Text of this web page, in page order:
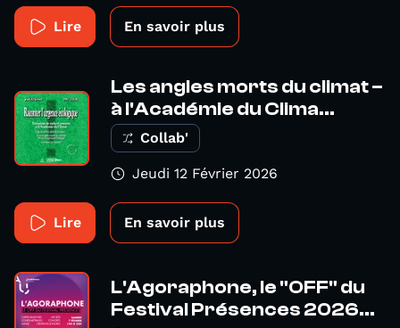
Lire En savoir plus
Les angles morts du climat –
à l'Académie du Clima...
Collab'
Jeudi 12 Février 2026
Lire En savoir plus
L'Agoraphone, le "OFF" du
Festival Présences 2026...